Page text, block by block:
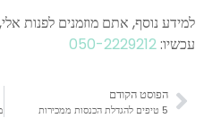
עכשיו:‬050-2229212
הפוסט הקודם
5 טיפים להגדלת הכנסות ממכירות